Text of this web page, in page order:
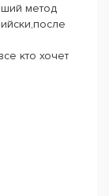
метод
кто хочет